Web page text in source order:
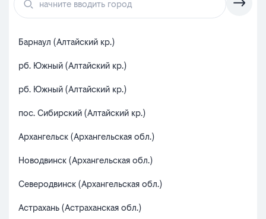
Барнаул (Алтайский кр.)
рб. Южный (Алтайский кр.)
рб. Южный (Алтайский кр.)
пос. Сибирский (Алтайский кр.)
Архангельск (Архангельская обл.)
Новодвинск (Архангельская обл.)
Северодвинск (Архангельская обл.)
Астрахань (Астраханская обл.)